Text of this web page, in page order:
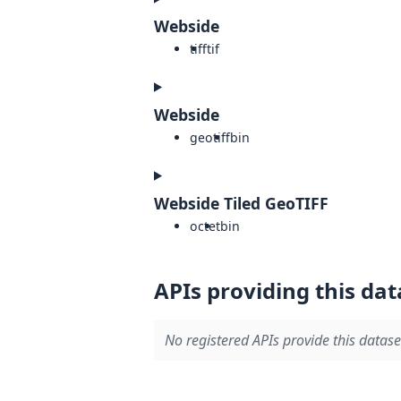
Webside
tifftif
Webside
geotiffbin
Webside Tiled GeoTIFF
octetbin
APIs providing this
No registered APIs provide this